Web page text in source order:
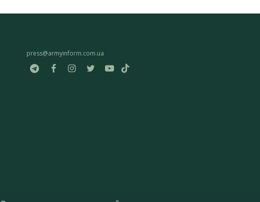
press@armyinform.com.ua